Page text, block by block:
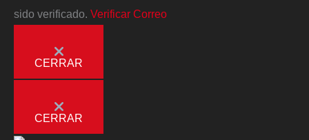
sido verificado. Verificar Correo
CERRAR
CERRAR